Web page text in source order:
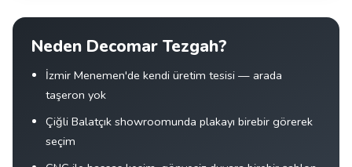
Neden Decomar Tezgah?
İzmir Menemen'de kendi üretim tesisi — arada
taşeron yok
Çiğli Balatçık showroomunda plakayı birebir görerek
seçim